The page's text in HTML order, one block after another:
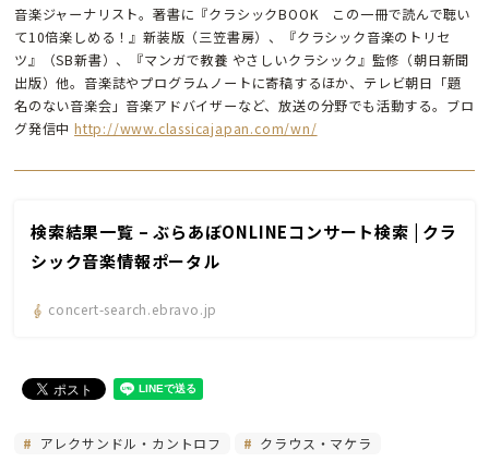
音楽ジャーナリスト。著書に『クラシックBOOK この一冊で読んで聴い
て10倍楽しめる！』新装版（三笠書房）、『クラシック音楽のトリセ
ツ』（SB新書）、『マンガで教養 やさしいクラシック』監修（朝日新聞
出版）他。音楽誌やプログラムノートに寄稿するほか、テレビ朝日「題
名のない音楽会」音楽アドバイザーなど、放送の分野でも活動する。ブロ
グ発信中 http://www.classicajapan.com/wn/
検索結果一覧 – ぶらあぼONLINEコンサート検索 | クラ
シック音楽情報ポータル
concert-search.ebravo.jp
アレクサンドル・カントロフ
クラウス・マケラ